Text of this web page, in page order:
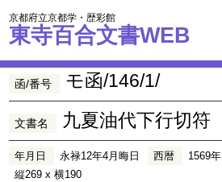
京都府立京都学・歴彩館
東寺百合文書WEB
函/番号 モ函/146/1/
文書名 九夏油代下行切符
年月日 永禄12年4月晦日 西暦 1569年
縦269 x 横190